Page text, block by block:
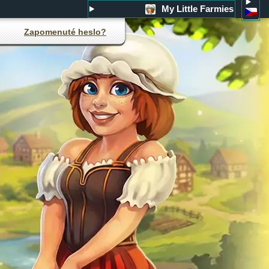
My Little Farmies
Zapomenuté heslo?